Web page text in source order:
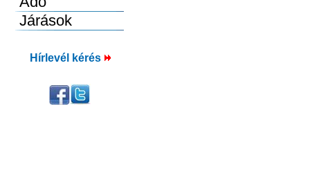
Hírlevél kérés